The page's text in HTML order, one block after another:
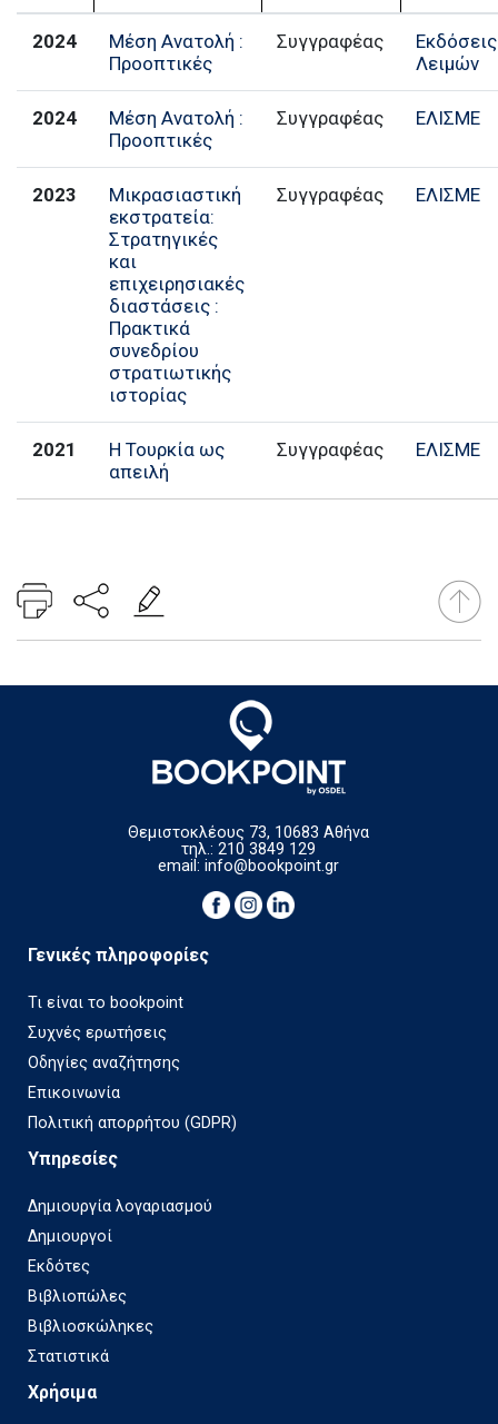
2024
Μέση Ανατολή :
Προοπτικές
Συγγραφέας
Εκδόσεις
Λειμών
2024
Μέση Ανατολή :
Προοπτικές
Συγγραφέας ΕΛΙΣΜΕ
2023
Μικρασιαστική
εκστρατεία:
Στρατηγικές
και
επιχειρησιακές
διαστάσεις :
Πρακτικά
συνεδρίου
στρατιωτικής
ιστορίας
Συγγραφέας ΕΛΙΣΜΕ
2021
Η Τουρκία ως
απειλή
Συγγραφέας ΕΛΙΣΜΕ
Θεμιστοκλέους 73, 10683 Αθήνα
τηλ.: 210 3849 129
email:info@bookpoint.gr
Γενικές πληροφορίες
Τι είναι το bookpoint
Συχνές ερωτήσεις
Οδηγίες αναζήτησης
Επικοινωνία
Πολιτική απορρήτου (GDPR)
Υπηρεσίες
Δημιουργία λογαριασμού
Δημιουργοί
Εκδότες
Βιβλιοπώλες
Βιβλιοσκώληκες
Στατιστικά
Χρήσιμα